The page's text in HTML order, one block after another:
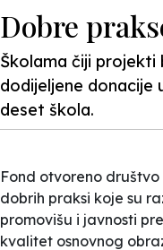
Dobre
Školama čiji projekti
dodijeljene donacije
deset škola.
Fond otvoreno
dobrih praksi koje su
promovišu i javnosti
kvalitet osnovnog